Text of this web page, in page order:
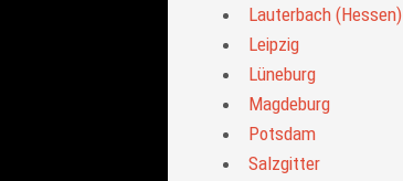
Lauterbach (Hessen)
Leipzig
Lüneburg
Magdeburg
Potsdam
Salzgitter